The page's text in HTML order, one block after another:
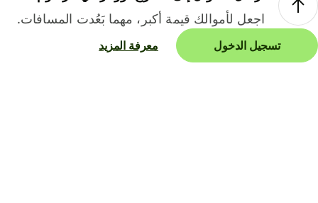
اجعل لأموالك قيمة أكبر، مهما بَعُدت المسافات.
تسجيل الدخول معرفة المزيد